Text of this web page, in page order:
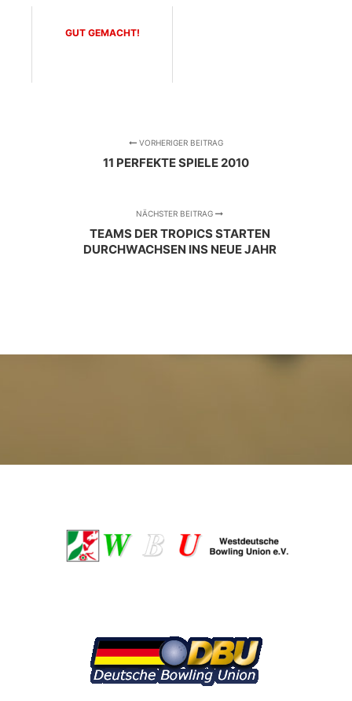
GUT GEMACHT!
VORHERIGER BEITRAG
11 PERFEKTE SPIELE 2010
NÄCHSTER BEITRAG
TEAMS DER TROPICS STARTEN
DURCHWACHSEN INS NEUE JAHR